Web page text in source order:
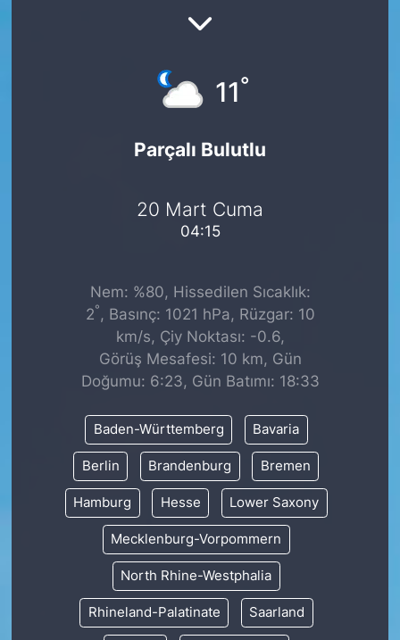
11°
Parçalı Bulutlu
20 Mart Cuma
04:15
Nem: %80, Hissedilen Sıcaklık:
2° , Basınç: 1021 hPa, Rüzgar: 10
km/s, Çiy Noktası: -0.6,
Görüş Mesafesi: 10 km, Gün
Doğumu: 6:23, Gün Batımı: 18:33
Baden-Württemberg Bavaria
Berlin Brandenburg Bremen
Hamburg Hesse Lower Saxony
Mecklenburg-Vorpommern
North Rhine-Westphalia
Rhineland-Palatinate Saarland